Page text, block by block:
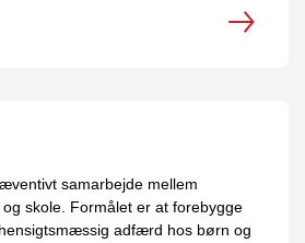
samarbejde mellem
skole. Formålet er at forebygge
adfærd hos børn og